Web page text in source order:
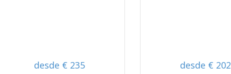
desde € 235 desde € 202